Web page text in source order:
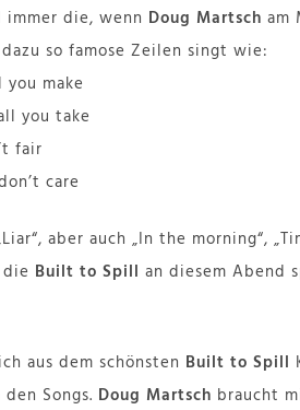
immer die, wenn Doug Martsch am
so famose Zeilen singt wie:
make
you take
fair
care
aber auch „In the morning“,
Built to Spill an diesem Abend
aus dem schönsten Built to Spill
Songs. Doug Martsch braucht